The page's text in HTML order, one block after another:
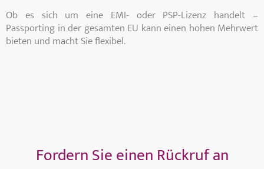
Ob es sich um eine EMI- oder PSP-Lizenz handelt –
Passporting in der gesamten EU kann einen hohen Mehrwert
bieten und macht Sie flexibel.
Fordern Sie einen Rückruf an